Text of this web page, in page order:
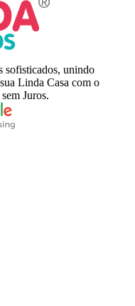
sofisticados, unindo
Linda Casa com o
Juros.